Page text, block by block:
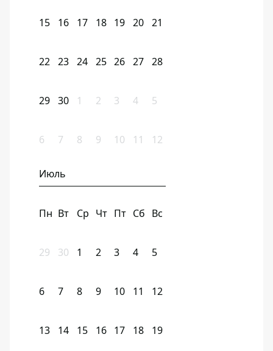
15 16 17 18 19 20 21
22 23 24 25 26 27 28
29 30 1 2 3 4 5
6 7 8 9 10 11 12
Июль
Пн Вт Ср Чт Пт Сб Вс
29 30 1 2 3 4 5
6 7 8 9 10 11 12
13 14 15 16 17 18 19